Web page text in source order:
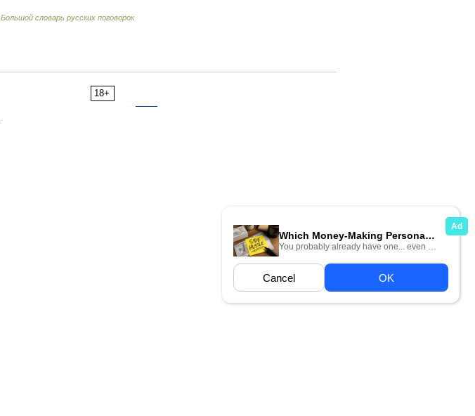
Большой словарь русских поговорок
18+